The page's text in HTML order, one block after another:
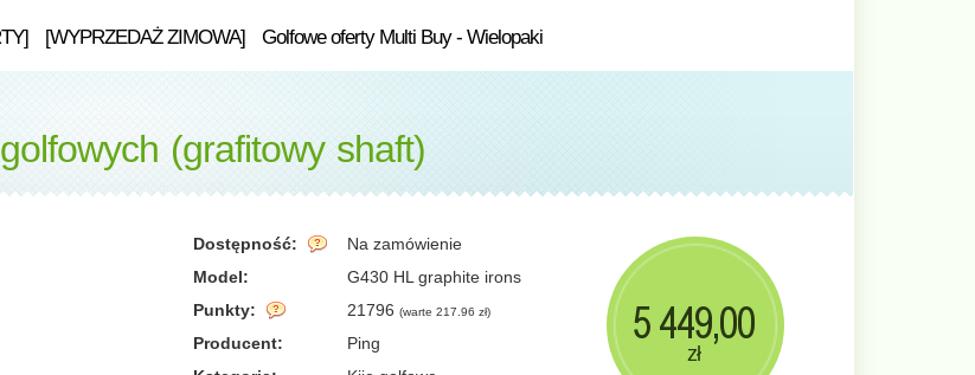
[WYPRZEDAŻ ZIMOWA] Golfowe oferty Multi Buy - Wielopaki
(grafitowy shaft)
Dostępność:
Na zamówienie
Model:
G430 HL graphite irons
Punkty:
21796 (warte 217.96 zł)
Producent:
Ping
5 449,00
zł